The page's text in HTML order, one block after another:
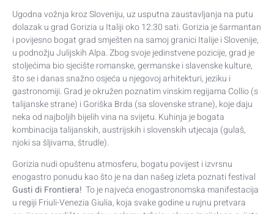
Ugodna vožnja kroz Sloveniju, uz usputna zaustavljanja na putu
dolazak u grad Gorizia u Italiji oko 12:30 sati. Gorizia je šarmantan
i povijesno bogat grad smješten na samoj granici Italije i Slovenije,
u podnožju Julijskih Alpa. Zbog svoje jedinstvene pozicije, grad je
stoljećima bio sjecište romanske, germanske i slavenske kulture,
što se i danas snažno osjeća u njegovoj arhitekturi, jeziku i
gastronomiji. Grad je okružen poznatim vinskim regijama Collio (s
talijanske strane) i Goriška Brda (sa slovenske strane), koje daju
neka od najboljih bijelih vina na svijetu. Kuhinja je bogata
kombinacija talijanskih, austrijskih i slovenskih utjecaja (gulaš,
njoki sa šljivama, štrudle).
Gorizia nudi opuštenu atmosferu, bogatu povijest i izvrsnu
enogastro ponudu kao što je na dan našeg izleta poznati festival
Gusti di Frontiera! To je najveća enogastronomska manifestacija
u regiji Friuli-Venezia Giulia, koja svake godine u rujnu pretvara